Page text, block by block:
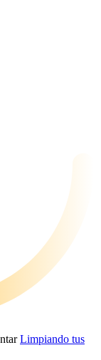
Limpiando tus